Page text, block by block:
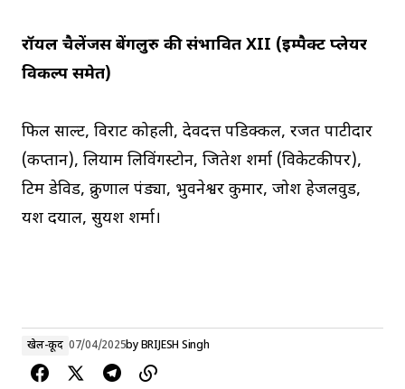
रॉयल चैलेंजर्स बेंगलुरु की संभावित XII (इम्पैक्ट प्लेयर
विकल्प समेत)
फिल साल्ट, विराट कोहली, देवदत्त पडिक्कल, रजत पाटीदार
(कप्तान), लियाम लिविंगस्टोन, जितेश शर्मा (विकेटकीपर),
टिम डेविड, क्रुणाल पंड्या, भुवनेश्वर कुमार, जोश हेजलवुड,
यश दयाल, सुयश शर्मा।
खेल-कूद 07/04/2025byBRIJESH Singh